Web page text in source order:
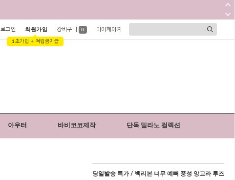
로그인 회원가입
1초가입 + 적립금지급
장바구니 0 마이페이지
아우터 바비코코제작 단독 밀라노 컬렉션
당일발송 특가 / 백리본 너무 예뻐 풍성 앙고라 루즈